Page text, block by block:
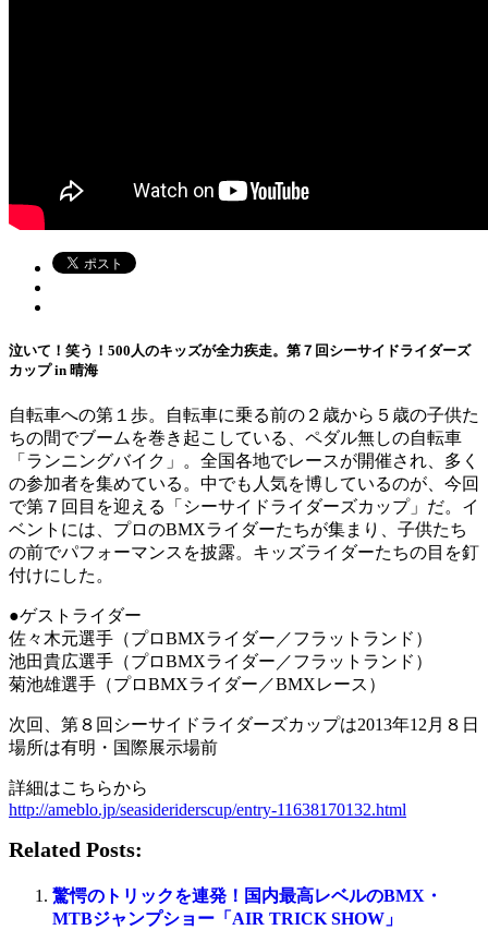
泣いて！笑う！500人のキッズが全力疾走。第７回シーサイドライダーズ
カップ in 晴海
自転車への第１歩。自転車に乗る前の２歳から５歳の子供た
ちの間でブームを巻き起こしている、ペダル無しの自転車
「ランニングバイク」。全国各地でレースが開催され、多く
の参加者を集めている。中でも人気を博しているのが、今回
で第７回目を迎える「シーサイドライダーズカップ」だ。イ
ベントには、プロのBMXライダーたちが集まり、子供たち
の前でパフォーマンスを披露。キッズライダーたちの目を釘
付けにした。
●ゲストライダー
佐々木元選手（プロBMXライダー／フラットランド）
池田貴広選手（プロBMXライダー／フラットランド）
菊池雄選手（プロBMXライダー／BMXレース）
次回、第８回シーサイドライダーズカップは2013年12月８日
場所は有明・国際展示場前
詳細はこちらから
http://ameblo.jp/seasideriderscup/entry-11638170132.html
Related Posts:
驚愕のトリックを連発！国内最高レベルのBMX・
MTBジャンプショー「AIR TRICK SHOW」